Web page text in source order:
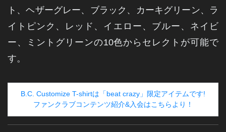
ト、ヘザーグレー、ブラック、カーキグリーン、ラ
イトピンク、 レッド、イエロー、ブルー、ネイビ
ー、ミントグリーンの10色からセレクトが可能で
す。
B.C. Customize T-shirtは「beat crazy」限定アイテムです!
ファンクラブコンテンツ紹介&入会はこちらより！